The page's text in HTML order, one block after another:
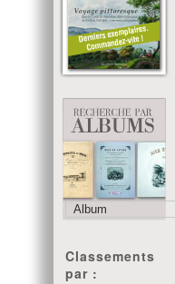
Classements
par :